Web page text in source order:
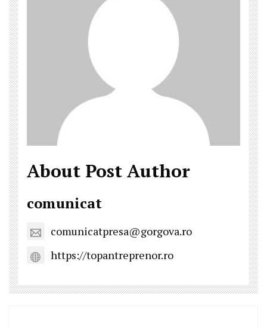
About Post Author
comunicat
comunicatpresa@gorgova.ro
https://topantreprenor.ro